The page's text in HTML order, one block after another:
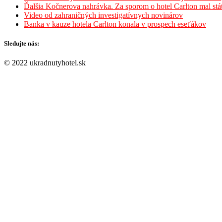
Ďalšia Kočnerova nahrávka. Za sporom o hotel Carlton mal
Video od zahraničných investigatívnych novinárov
Banka v kauze hotela Carlton konala v prospech eseťákov
Sledujte nás:
© 2022 ukradnutyhotel.sk